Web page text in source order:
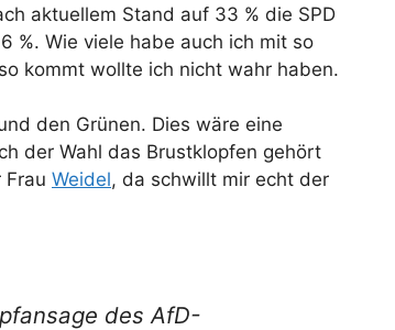
aktuellem Stand auf 33 % die SPD
%. Wie viele habe auch ich mit so
kommt wollte ich nicht wahr haben.
den Grünen. Dies wäre eine
der Wahl das Brustklopfen gehört
Frau Weidel, da schwillt mir echt der
des AfD-